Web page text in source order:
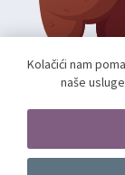
Kolačići nam
naše